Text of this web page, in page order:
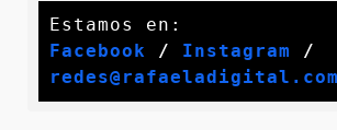
Facebook / Instagram /
redes@rafaeladigital.com